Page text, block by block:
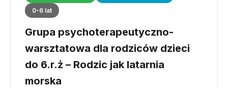
0-6 lat
Grupa psychoterapeutyczno-
warsztatowa dla rodziców dzieci
do 6.r.ż – Rodzic jak latarnia
morska